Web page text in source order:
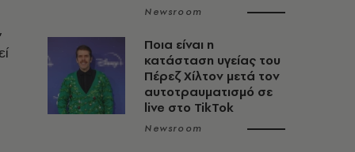
Newsroom
Ποια είναι η
κατάσταση υγείας του
Πέρεζ Χίλτον μετά τον
αυτοτραυματισμό σε
live στο TikTok
Newsroom